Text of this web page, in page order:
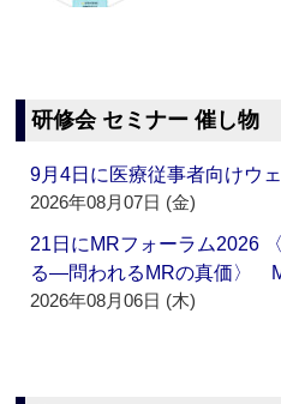
研修会 セミナー 催し物
9月4日に医療従事者向けウ
2026年08月07日 (金)
21日にMRフォーラム2026
る―問われるMRの真価〉
2026年08月06日 (木)